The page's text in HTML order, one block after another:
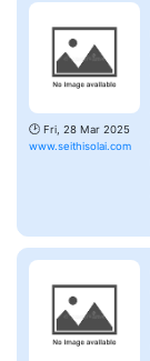
🕑 Fri, 28 Mar 2025
www.seithisolai.com